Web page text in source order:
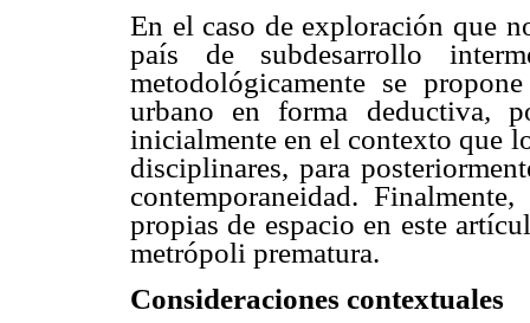
En el caso de exploración que
país de subdesarrollo
metodológicamente se
urbano en forma deductiva,
inicialmente en el contexto que
disciplinares, para
contemporaneidad.
propias de espacio en este
metrópoli prematura.
Consideraciones contextuales